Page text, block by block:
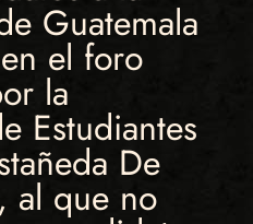
Guatemala
el foro
la
Estudiantes
De
al que no